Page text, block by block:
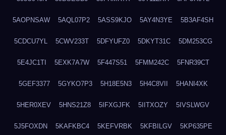
5AOPNSAW 5AQL07P2 5ASS9KJO 5AY4N3YE 5B3AF4SH
5CDCU7YL 5CWV233T 5DFYUFZ0 5DKYT31C 5DM253CG
5E4JC1TI 5EXK7A7W 5F447S51 5FMM242C 5FNR39CT
5GEF3377 5GYKO7P3 5H18E5N3 5H4C8VII 5HANI4XK
5HER0XEV 5HNS21Z8 5IFXGJFK 5IITXOZY 5IVSLWGV
5J5FOXDN 5KAFKBC4 5KEFVRBK 5KFBILGV 5KP635PE